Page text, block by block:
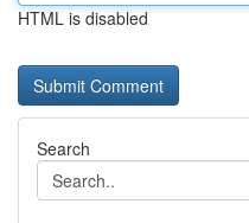
HTML is disabled
Search